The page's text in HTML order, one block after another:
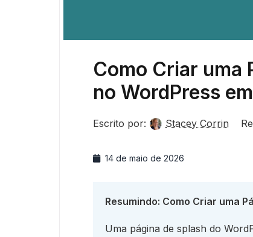
Como Criar uma
no WordPress
Escrito por: Stacey Corrin
14 de maio de 2026
Resumindo: Como Criar uma
Uma página de splash do